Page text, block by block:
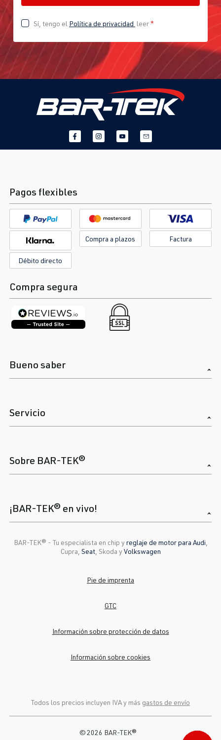
Sí, tengo el Política de privacidad leer*
Pagos flexibles
Compra a plazos Factura
Débito directo
Compra segura
Bueno saber
Servicio
Sobre BAR-TEK®
¡BAR-TEK® en vivo!
BAR-TEK®️ - Tu especialista en chip yreglaje de motor para Audi
Cupra, Seat, Skoda yVolkswagen
Todos los precios incluyen IVA y más gastos de envío
Pie de imprenta
GTC
Información sobre protección de datos
Información sobre cookies
© 2026 BAR-TEK®